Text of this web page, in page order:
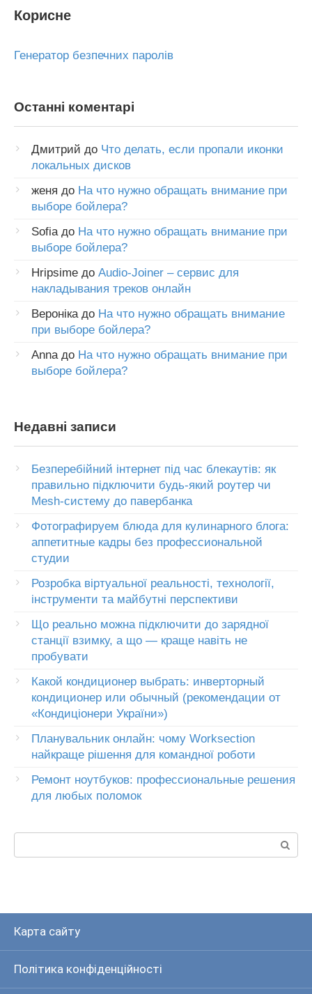
Корисне
Генератор безпечних паролів
Останні коментарі
Дмитрий до Что делать, если пропали иконки
локальных дисков
женя до На что нужно обращать внимание при
выборе бойлера?
Sofia до На что нужно обращать внимание при
выборе бойлера?
Hripsime до Audio-Joiner – сервис для
накладывания треков онлайн
Вероніка до На что нужно обращать внимание
при выборе бойлера?
Anna до На что нужно обращать внимание при
выборе бойлера?
Недавні записи
Безперебійний інтернет під час блекаутів: як
правильно підключити будь-який роутер чи
Mesh-систему до павербанка
Фотографируем блюда для кулинарного блога:
аппетитные кадры без профессиональной
студии
Розробка віртуальної реальності, технології,
інструменти та майбутні перспективи
Що реально можна підключити до зарядної
станції взимку, а що — краще навіть не
пробувати
Какой кондиционер выбрать: инверторный
кондиционер или обычный (рекомендации от
«Кондиціонери України»)
Планувальник онлайн: чому Worksection
найкраще рішення для командної роботи
Ремонт ноутбуков: профессиональные решения
для любых поломок
Карта сайту
Політика конфіденційності